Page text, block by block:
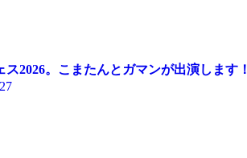
2026。こまたんとガマンが出演します！